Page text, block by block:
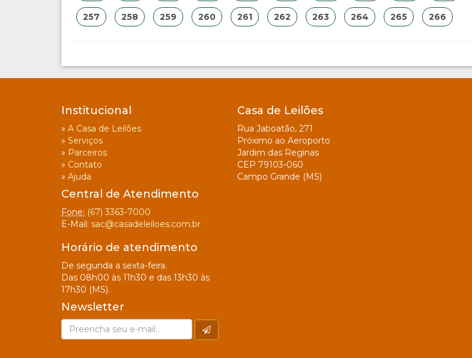
257 258 259 260 261 262 263 264 265 266
Institucional
» A Casa de Leilões
» Serviços
» Parceiros
» Contato
» Ajuda
Central de Atendimento
Fone: (67) 3363-7000
E-Mail: sac@casadeleiloes.com.br
Horário de atendimento
De segunda a sexta-feira.
Das 08h00 às 11h30 e das 13h30 às
17h30 (MS).
Newsletter
Casa de Leilões
Rua Jaboatão, 271
Próximo ao Aeroporto
Jardim das Reginas
CEP 79103-060
Campo Grande (MS)